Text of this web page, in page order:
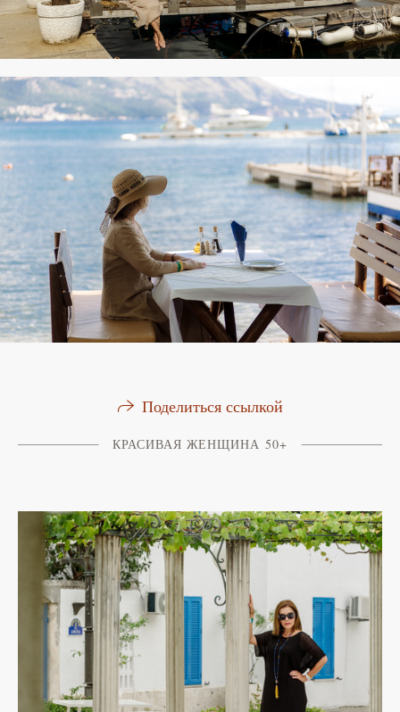
Поделиться ссылкой
КРАСИВАЯ ЖЕНЩИНА 50+